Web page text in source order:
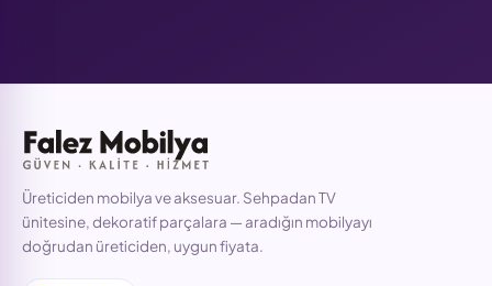
Üreticiden mobilya ve aksesuar. Sehpadan TV
ünitesine, dekoratif parçalara — aradığın mobilyayı
doğrudan üreticiden, uygun fiyata.